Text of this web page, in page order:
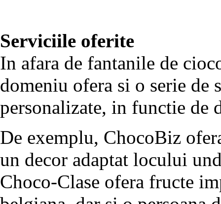
Serviciile oferite
In afara de fantanile de
domeniu ofera si o serie de
personalizate, in functie de
De exemplu, ChocoBiz
un decor adaptat locului
Choco-Clase ofera fructe